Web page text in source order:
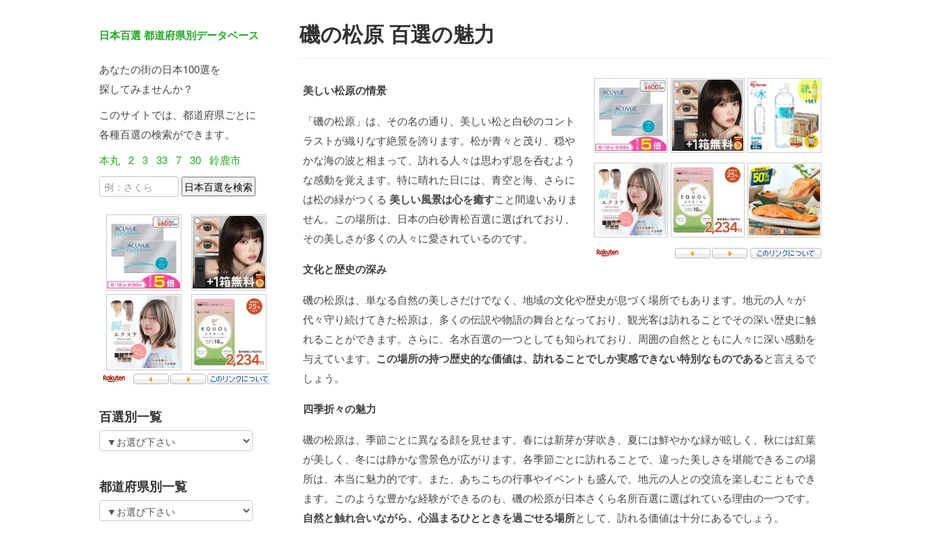
日本百選 都道府県別データベース
あなたの街の日本100選を
探してみませんか？
このサイトでは、都道府県ごとに
各種百選の検索ができます。
本丸 2 3 33 7 30 鈴鹿市
百選別一覧
都道府県別一覧
磯の松原 百選の魅力
美しい松原の情景
「磯の松原」は、その名の通り、美しい松と白砂のコント
ラストが織りなす絶景を誇ります。松が青々と茂り、穏や
かな海の波と相まって、訪れる人々は思わず息を呑むよう
な感動を覚えます。特に晴れた日には、青空と海、さらに
は松の緑がつくる 美しい風景は心を癒すこと間違いありま
せん。この場所は、日本の白砂青松百選に選ばれており、
その美しさが多くの人々に愛されているのです。
文化と歴史の深み
磯の松原は、単なる自然の美しさだけでなく、地域の文化や歴史が息づく場所でもあります。地元の人々が
代々守り続けてきた松原は、多くの伝説や物語の舞台となっており、観光客は訪れることでその深い歴史に触
れることができます。さらに、名水百選の一つとしても知られており、周囲の自然とともに人々に深い感動を
与えています。 この場所の持つ歴史的な価値は、訪れることでしか実感できない特別なものであると言えるで
しょう。
四季折々の魅力
磯の松原は、季節ごとに異なる顔を見せます。春には新芽が芽吹き、夏には鮮やかな緑が眩しく、秋には紅葉
が美しく、冬には静かな雪景色が広がります。各季節ごとに訪れることで、違った美しさを堪能できるこの場
所は、本当に魅力的です。また、あちこちの行事やイベントも盛んで、地元の人との交流を楽しむこともでき
ます。このような豊かな経験ができるのも、磯の松原が日本さくら名所百選に選ばれている理由の一つです。
自然と触れ合いながら、心温まるひとときを過ごせる場所として、訪れる価値は十分にあるでしょう。